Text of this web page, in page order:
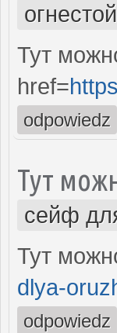
Тут
href=
odpowiedz
Тут
сейф
Тут
dlya-
odpowiedz